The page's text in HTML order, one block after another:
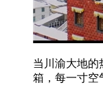
当川渝大地的
箱，每一寸空